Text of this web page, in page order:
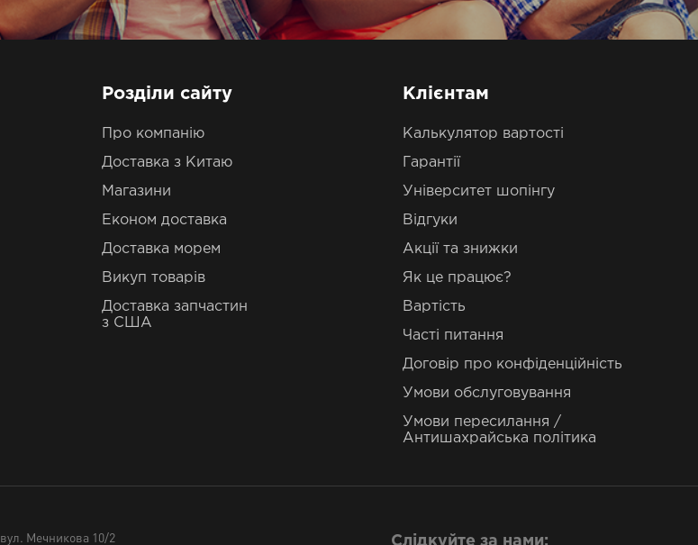
Розділи сайту
Про компанію
Доставка з Китаю
Магазини
Економ доставка
Доставка морем
Викуп товарів
Доставка запчастин
з США
Клієнтам
Калькулятор вартості
Гарантії
Університет шопінгу
Відгуки
Акції та знижки
Як це працює?
Вартість
Часті питання
Договір про конфіденційність
Умови обслуговування
Умови пересилання /
Антишахрайська політика
вул. Мечникова 10/2 Слідкуйте за нами: